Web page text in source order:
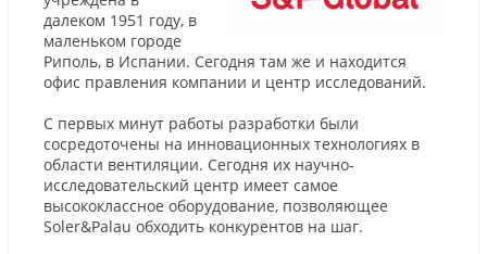
далеком 1951 году, в
маленьком городе
Риполь, в Испании. Сегодня там же и находится
офис правления компании и центр исследований.
С первых минут работы разработки были
сосредоточены на инновационных технологиях в
области вентиляции. Сегодня их научно-
исследовательский центр имеет самое
высококлассное оборудование, позволяющее
Soler&Palau обходить конкурентов на шаг.